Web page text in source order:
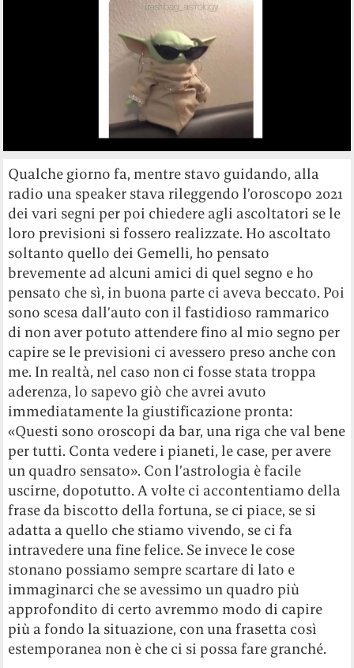
Qualche giorno fa, mentre stavo guidando, alla
radio una speaker stava rileggendo l’oroscopo 2021
dei vari segni per poi chiedere agli ascoltatori se le
loro previsioni si fossero realizzate. Ho ascoltato
soltanto quello dei Gemelli, ho pensato
brevemente ad alcuni amici di quel segno e ho
pensato che sì, in buona parte ci aveva beccato. Poi
sono scesa dall’auto con il fastidioso rammarico
di non aver potuto attendere fino al mio segno per
capire se le previsioni ci avessero preso anche con
me. In realtà, nel caso non ci fosse stata troppa
aderenza, lo sapevo giò che avrei avuto
immediatamente la giustificazione pronta:
«Questi sono oroscopi da bar, una riga che val bene
per tutti. Conta vedere i pianeti, le case, per avere
un quadro sensato». Con l’astrologia è facile
uscirne, dopotutto. A volte ci accontentiamo della
frase da biscotto della fortuna, se ci piace, se si
adatta a quello che stiamo vivendo, se ci fa
intravedere una fine felice. Se invece le cose
stonano possiamo sempre scartare di lato e
immaginarci che se avessimo un quadro più
approfondito di certo avremmo modo di capire
più a fondo la situazione, con una frasetta così
estemporanea non è che ci si possa fare granché.